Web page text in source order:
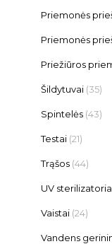
Priemonės
Priemonės
Priežiūros
Šildytuvai (35)
Spintelės (43)
Testai (21)
Trąšos (44)
UV
Vaistai (24)
Vandens